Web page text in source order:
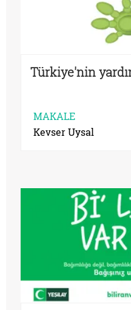
Türkiye'nin
MAKALE
Kevser Uysal